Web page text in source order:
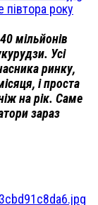
року
мільйонів
Усі
ринку,
і проста
на рік. Саме
зараз